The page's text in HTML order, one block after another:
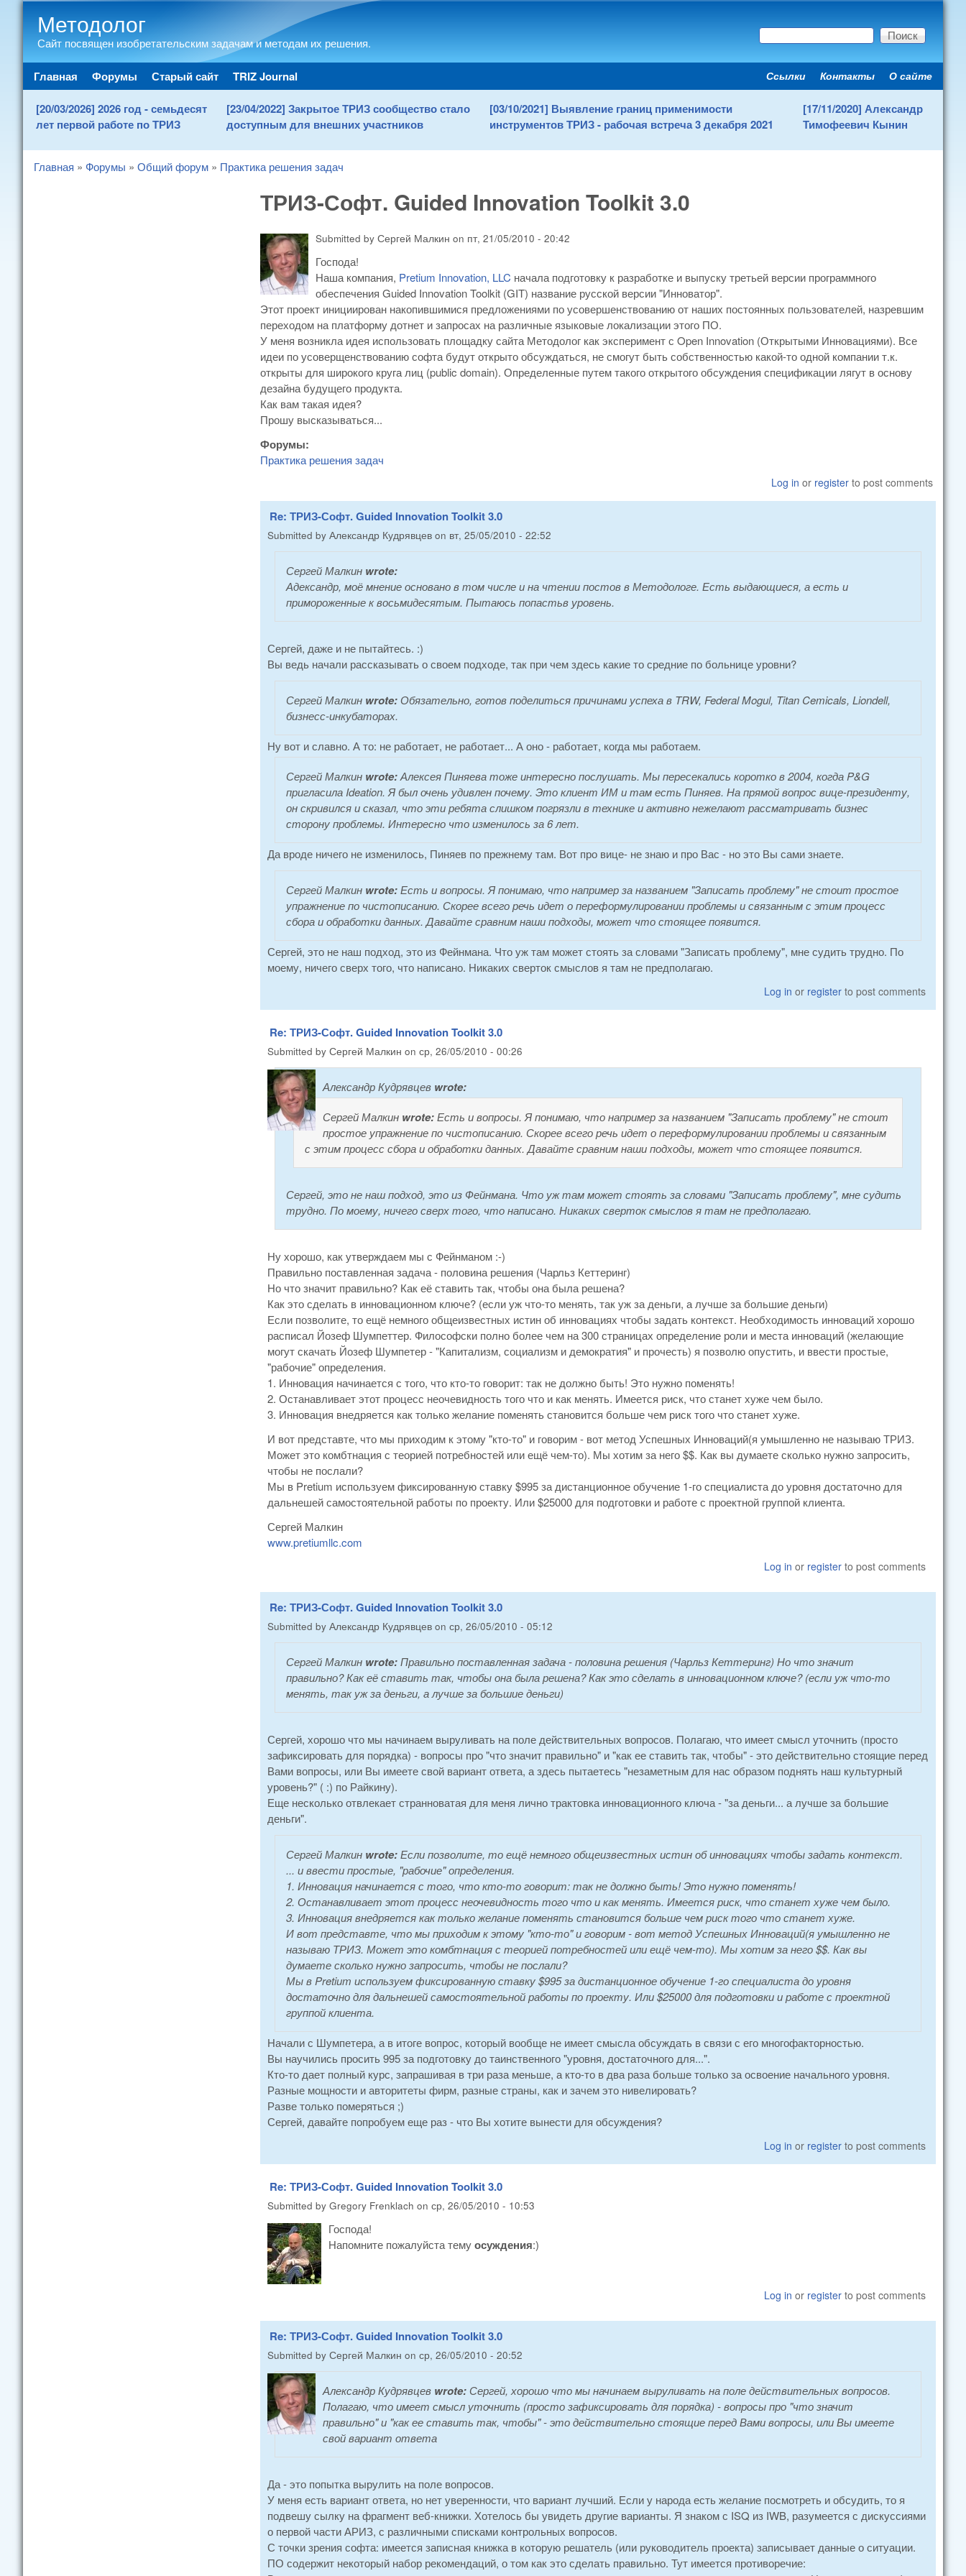
Методолог
Сайт посвящен изобретательским задачам и методам их решения. Форма поиска
Поиск
Main menu
Главная Форумы Старый сайт TRIZ Journal Secondary menu
Ссылки Контакты О сайте
[20/03/2026] 2026 год - семьдесят
лет первой работе по ТРИЗ
[23/04/2022] Закрытое ТРИЗ сообщество стало
доступным для внешних участников
[03/10/2021] Выявление границ применимости
инструментов ТРИЗ - рабочая встреча 3 декабря 2021
[17/11/2020] Александр
Тимофеевич Кынин
You are here
Главная » Форумы » Общий форум » Практика решения задач
ТРИЗ-Софт. Guided Innovation Toolkit 3.0
Submitted by Сергей Малкин on пт, 21/05/2010 - 20:42
Господа!
Наша компания, Pretium Innovation, LLC начала подготовку к разработке и выпуску третьей версии программного
обеспечения Guided Innovation Toolkit (GIT) название русской версии "Инноватор".
Этот проект инициирован накопившимися предложениями по усовершенствованию от наших постоянных пользователей, назревшим
переходом на платформу дотнет и запросах на различные языковые локализации этого ПО.
У меня возникла идея использовать площадку сайта Методолог как эксперимент с Open Innovation (Открытыми Инновациями). Все
идеи по усоверщенствованию софта будут открыто обсуждаться, не смогут быть собственностью какой-то одной компании т.к.
открыты для широкого круга лиц (public domain). Определенные путем такого открытого обсуждения спецификации лягут в основу
дезайна будущего продукта.
Как вам такая идея?
Прошу высказываться...
Форумы:
Практика решения задач
Log in or register to post comments
Re: ТРИЗ-Софт. Guided Innovation Toolkit 3.0
Submitted by Александр Кудрявцев on вт, 25/05/2010 - 22:52
Сергей Малкин wrote:
Адександр, моё мнение основано в том числе и на чтении постов в Методологе. Есть выдающиеся, а есть и
примороженные к восьмидесятым. Пытаюсь попастьв уровень.
Сергей, даже и не пытайтесь. :)
Вы ведь начали рассказывать о своем подходе, так при чем здесь какие то средние по больнице уровни?
Сергей Малкин wrote:Обязательно, готов поделиться причинами успеха в TRW, Federal Mogul, Titan Cemicals, Liondell,
бизнесс-инкубаторах.
Ну вот и славно. А то: не работает, не работает... А оно - работает, когда мы работаем.
Сергей Малкин wrote:Алексея Пиняева тоже интересно послушать. Мы пересекались коротко в 2004, когда P&G
пригласила Ideation. Я был очень удивлен почему. Это клиент ИМ и там есть Пиняев. На прямой вопрос вице-президенту,
он скривился и сказал, что эти ребята слишком погрязли в технике и активно нежелают рассматривать бизнес
сторону проблемы. Интересно что изменилось за 6 лет.
Да вроде ничего не изменилось, Пиняев по прежнему там. Вот про вице- не знаю и про Вас - но это Вы сами знаете.
Сергей Малкин wrote:Есть и вопросы. Я понимаю, что например за названием "Записать проблему" не стоит простое
упражнение по чистописанию. Скорее всего речь идет о переформулировании проблемы и связанным с этим процесс
сбора и обработки данных. Давайте сравним наши подходы, может что стоящее появится.
Сергей, это не наш подход, это из Фейнмана. Что уж там может стоять за словами "Записать проблему", мне судить трудно. По
моему, ничего сверх того, что написано. Никаких сверток смыслов я там не предполагаю.
Log in or register to post comments
Re: ТРИЗ-Софт. Guided Innovation Toolkit 3.0
Submitted by Сергей Малкин on ср, 26/05/2010 - 00:26
Александр Кудрявцев wrote:
Сергей Малкин wrote:Есть и вопросы. Я понимаю, что например за названием "Записать проблему" не стоит
простое упражнение по чистописанию. Скорее всего речь идет о переформулировании проблемы и связанным
с этим процесс сбора и обработки данных. Давайте сравним наши подходы, может что стоящее появится.
Сергей, это не наш подход, это из Фейнмана. Что уж там может стоять за словами "Записать проблему", мне судить
трудно. По моему, ничего сверх того, что написано. Никаких сверток смыслов я там не предполагаю.
Ну хорошо, как утверждаем мы с Фейнманом :-)
Правильно поставленная задача - половина решения (Чарльз Кеттеринг)
Но что значит правильно? Как её ставить так, чтобы она была решена?
Как это сделать в инновационном ключе? (если уж что-то менять, так уж за деньги, а лучше за большие деньги)
Если позволите, то ещё немного общеизвестных истин об инновациях чтобы задать контекст. Необходимость инноваций хорошо
расписал Йозеф Шумпеттер. Философски полно более чем на 300 страницах определение роли и места инноваций (желающие
могут скачать Йозеф Шумпетер - "Капитализм, социализм и демократия" и прочесть) я позволю опустить, и ввести простые,
"рабочие" определения.
1. Инновация начинается с того, что кто-то говорит: так не должно быть! Это нужно поменять!
2. Останавливает этот процесс неочевидность того что и как менять. Имеется риск, что станет хуже чем было.
3. Инновация внедряется как только желание поменять становится больше чем риск того что станет хуже.
И вот представте, что мы приходим к этому "кто-то" и говорим - вот метод Успешных Инноваций(я умышленно не называю ТРИЗ.
Может это комбтнация с теорией потребностей или ещё чем-то). Мы хотим за него $$. Как вы думаете сколько нужно запросить,
чтобы не послали?
Мы в Pretium используем фиксированную ставку $995 за дистанционное обучение 1-го специалиста до уровня достаточно для
дальнешей самостоятельной работы по проекту. Или $25000 для подготовки и работе с проектной группой клиента.
Сергей Малкин
www.pretiumllc.com
Log in or register to post comments
Re: ТРИЗ-Софт. Guided Innovation Toolkit 3.0
Submitted by Александр Кудрявцев on ср, 26/05/2010 - 05:12
Сергей Малкин wrote:Правильно поставленная задача - половина решения (Чарльз Кеттеринг) Но что значит
правильно? Как её ставить так, чтобы она была решена? Как это сделать в инновационном ключе? (если уж что-то
менять, так уж за деньги, а лучше за большие деньги)
Сергей, хорошо что мы начинаем выруливать на поле действительных вопросов. Полагаю, что имеет смысл уточнить (просто
зафиксировать для порядка) - вопросы про "что значит правильно" и "как ее ставить так, чтобы" - это действительно стоящие перед
Вами вопросы, или Вы имеете свой вариант ответа, а здесь пытаетесь "незаметным для нас образом поднять наш культурный
уровень?" ( :) по Райкину).
Еще несколько отвлекает странноватая для меня лично трактовка инновационного ключа - "за деньги... а лучше за большие
деньги".
Сергей Малкин wrote:Если позволите, то ещё немного общеизвестных истин об инновациях чтобы задать контекст.
... и ввести простые, "рабочие" определения.
1. Инновация начинается с того, что кто-то говорит: так не должно быть! Это нужно поменять!
2. Останавливает этот процесс неочевидность того что и как менять. Имеется риск, что станет хуже чем было.
3. Инновация внедряется как только желание поменять становится больше чем риск того что станет хуже.
И вот представте, что мы приходим к этому "кто-то" и говорим - вот метод Успешных Инноваций(я умышленно не
называю ТРИЗ. Может это комбтнация с теорией потребностей или ещё чем-то). Мы хотим за него $$. Как вы
думаете сколько нужно запросить, чтобы не послали?
Мы в Pretium используем фиксированную ставку $995 за дистанционное обучение 1-го специалиста до уровня
достаточно для дальнешей самостоятельной работы по проекту. Или $25000 для подготовки и работе с проектной
группой клиента.
Начали с Шумпетера, а в итоге вопрос, который вообще не имеет смысла обсуждать в связи с его многофакторностью.
Вы научились просить 995 за подготовку до таинственного "уровня, достаточного для...".
Кто-то дает полный курс, запрашивая в три раза меньше, а кто-то в два раза больше только за освоение начального уровня.
Разные мощности и авторитеты фирм, разные страны, как и зачем это нивелировать?
Разве только померяться ;)
Сергей, давайте попробуем еще раз - что Вы хотите вынести для обсуждения?
Log in or register to post comments
Re: ТРИЗ-Софт. Guided Innovation Toolkit 3.0
Submitted by Gregory Frenklach on ср, 26/05/2010 - 10:53
Господа!
Напомните пожалуйста темуосуждения:)
Log in or register to post comments
Re: ТРИЗ-Софт. Guided Innovation Toolkit 3.0
Submitted by Сергей Малкин on ср, 26/05/2010 - 20:52
Александр Кудрявцев wrote:Сергей, хорошо что мы начинаем выруливать на поле действительных вопросов.
Полагаю, что имеет смысл уточнить (просто зафиксировать для порядка) - вопросы про "что значит
правильно" и "как ее ставить так, чтобы" - это действительно стоящие перед Вами вопросы, или Вы имеете
свой вариант ответа
Да - это попытка вырулить на поле вопросов.
У меня есть вариант ответа, но нет уверенности, что вариант лучший. Если у народа есть желание посмотреть и обсудить, то я
подвешу сылку на фрагмент веб-книжки. Хотелось бы увидеть другие варианты. Я знаком с ISQ из IWB, разумеется с дискуссиями
о первой части АРИЗ, с различными списками контрольных вопросов.
С точки зрения софта: имеется записная книжка в которую решатель (или руководитель проекта) записывает данные о ситуации.
ПО содержит некоторый набор рекомендаций, о том как это сделать правильно. Тут имеется противоречие: